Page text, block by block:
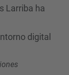
Larriba ha
digital